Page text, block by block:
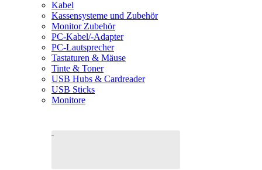
Kabel
Kassensysteme und Zubehör
Monitor Zubehör
PC-Kabel/-Adapter
PC-Lautsprecher
Tastaturen & Mäuse
Tinte & Toner
USB Hubs & Cardreader
USB Sticks
Monitore